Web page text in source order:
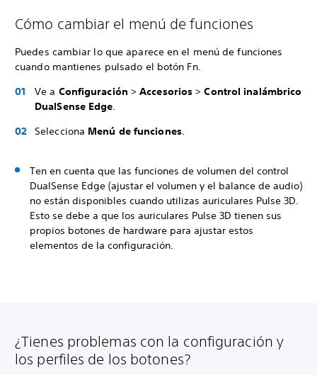
Cómo cambiar el menú de funciones
Puedes cambiar lo que aparece en el menú de funciones
cuando mantienes pulsado el botón Fn.
Ve a Configuración >Accesorios >Control inalámbrico
DualSense Edge.
Selecciona Menú de funciones.
Ten en cuenta que las funciones de volumen del control
DualSense Edge (ajustar el volumen y el balance de audio)
no están disponibles cuando utilizas auriculares Pulse 3D.
Esto se debe a que los auriculares Pulse 3D tienen sus
propios botones de hardware para ajustar estos
elementos de la configuración.
¿Tienes problemas con la configuración y
los perfiles de los botones?